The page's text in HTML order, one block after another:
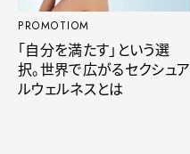
PROMOTIOM
「自分を満たす」という選
択。世界で広がるセクシュア
ルウェルネスとは